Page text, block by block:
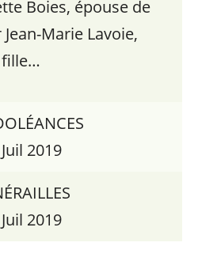
Boies, épouse de
Marie Lavoie,
fille…
2019
2019